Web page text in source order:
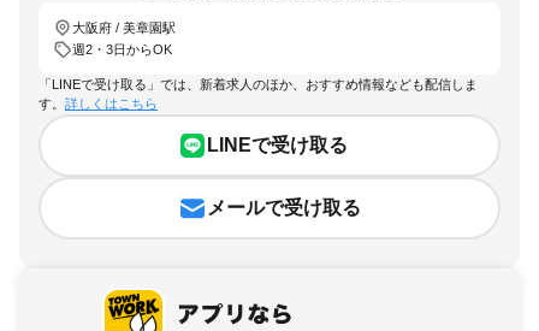
大阪府 / 美章園駅
週2・3日からOK
「LINEで受け取る」では、新着求人のほか、おすすめ情報なども配信しま
す。 詳しくはこちら
LINEで受け取る
メールで受け取る